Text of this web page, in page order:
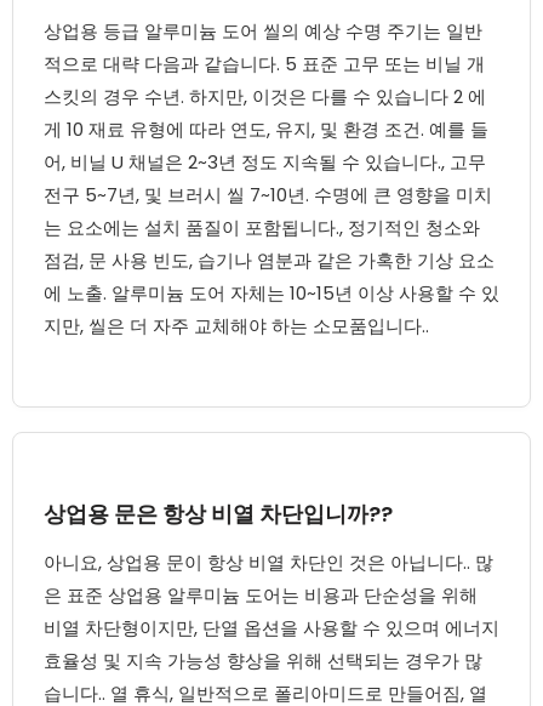
상업용 등급 알루미늄 도어 씰의 예상 수명 주기는 일반
적으로 대략 다음과 같습니다. 5 표준 고무 또는 비닐 개
스킷의 경우 수년. 하지만, 이것은 다를 수 있습니다 2 에
게 10 재료 유형에 따라 연도, 유지, 및 환경 조건. 예를 들
어, 비닐 U 채널은 2~3년 정도 지속될 수 있습니다., 고무
전구 5~7년, 및 브러시 씰 7~10년. 수명에 큰 영향을 미치
는 요소에는 설치 품질이 포함됩니다., 정기적인 청소와
점검, 문 사용 빈도, 습기나 염분과 같은 가혹한 기상 요소
에 노출. 알루미늄 도어 자체는 10~15년 이상 사용할 수 있
지만, 씰은 더 자주 교체해야 하는 소모품입니다..
상업용 문은 항상 비열 차단입니까??
아니요, 상업용 문이 항상 비열 차단인 것은 아닙니다.. 많
은 표준 상업용 알루미늄 도어는 비용과 단순성을 위해
비열 차단형이지만, 단열 옵션을 사용할 수 있으며 에너지
효율성 및 지속 가능성 향상을 위해 선택되는 경우가 많
습니다.. 열 휴식, 일반적으로 폴리아미드로 만들어짐, 열